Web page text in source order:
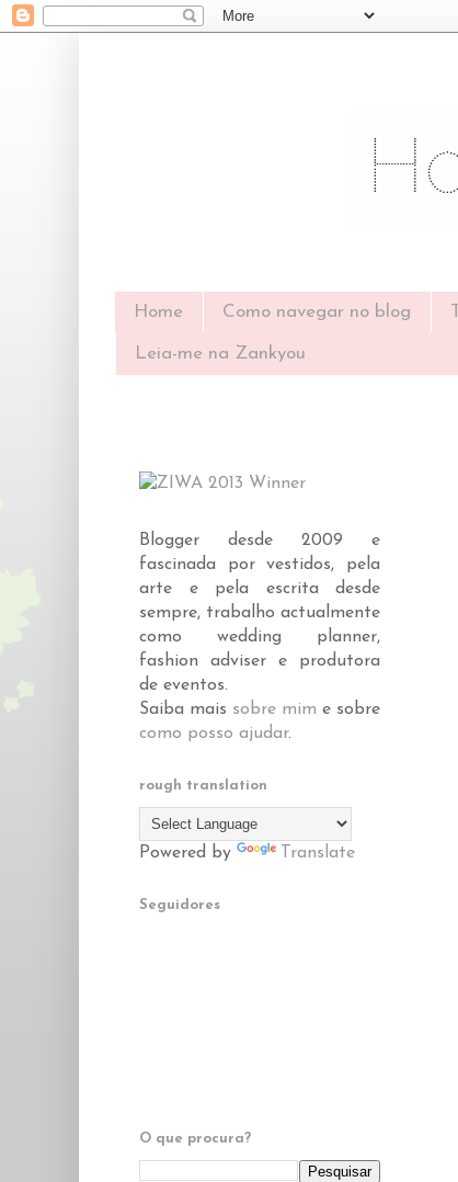
Home Como navegar no blog
Leia-me na Zankyou
Blogger desde 2009 e
fascinada por vestidos, pela
arte e pela escrita desde
sempre, trabalho actualmente
como wedding planner,
fashion adviser e produtora
de eventos.
Saiba mais sobre mim e sobre
como posso ajudar.
rough translation
Powered by Translate
Seguidores
O que procura?